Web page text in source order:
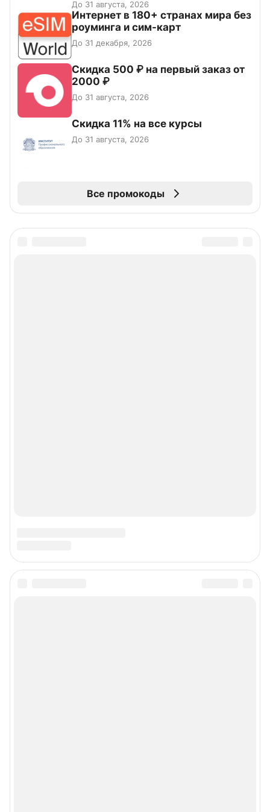
До 31 августа, 2026
Интернет в 180+ странах мира без
роуминга и сим-карт
До 31 декабря, 2026
Скидка 500 ₽ на первый заказ от
2000 ₽
До 31 августа, 2026
Скидка 11% на все курсы
До 31 августа, 2026
Все промокоды